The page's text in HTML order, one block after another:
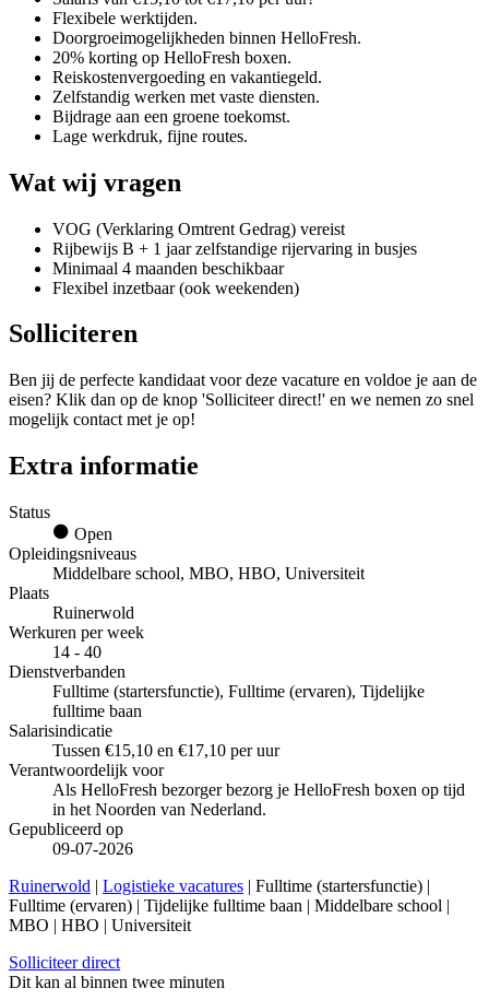
Flexibele werktijden.
Doorgroeimogelijkheden binnen HelloFresh.
20% korting op HelloFresh boxen.
Reiskostenvergoeding en vakantiegeld.
Zelfstandig werken met vaste diensten.
Bijdrage aan een groene toekomst.
Lage werkdruk, fijne routes.
Wat wij vragen
VOG (Verklaring Omtrent Gedrag) vereist
Rijbewijs B + 1 jaar zelfstandige rijervaring in busjes
Minimaal 4 maanden beschikbaar
Flexibel inzetbaar (ook weekenden)
Solliciteren
Ben jij de perfecte kandidaat voor deze vacature en voldoe je aan de
eisen? Klik dan op de knop 'Solliciteer direct!' en we nemen zo snel
mogelijk contact met je op!
Extra informatie
Status
Open
Opleidingsniveaus
Middelbare school, MBO, HBO, Universiteit
Plaats
Ruinerwold
Werkuren per week
14 - 40
Dienstverbanden
Fulltime (startersfunctie), Fulltime (ervaren), Tijdelijke
fulltime baan
Salarisindicatie
Tussen €15,10 en €17,10 per uur
Verantwoordelijk voor
Als HelloFresh bezorger bezorg je HelloFresh boxen op tijd
in het Noorden van Nederland.
Gepubliceerd op
09-07-2026
Ruinerwold | Logistieke vacatures | Fulltime (startersfunctie) |
Fulltime (ervaren) | Tijdelijke fulltime baan | Middelbare school |
MBO | HBO | Universiteit
Solliciteer direct
Dit kan al binnen twee minuten